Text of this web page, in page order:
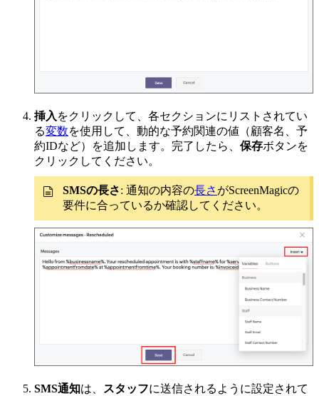
挿入 をクリックして、各セクションにリストされてい
る変数を使用して、動的な予約関連の値（顧客名、予
約IDなど）を追加します。完了したら、 保存ボタンを
クリックしてください。
SMSの長さ: 通知の内容の長さ がScreenMagicの
要件に合っているか確認してください。
SMS通知は、 スタッフに送信されるように設定されて